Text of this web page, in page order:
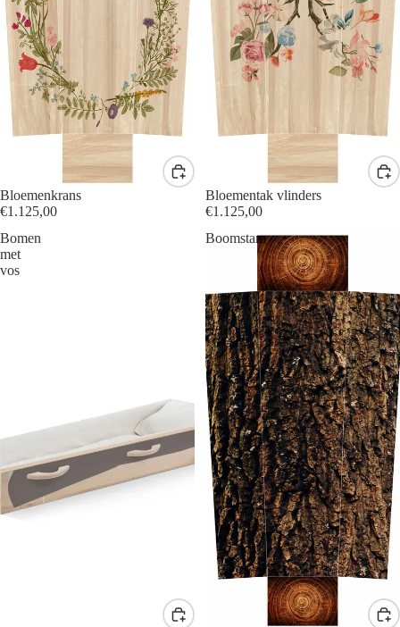
Bloemenkrans
€1.125,00
Bloementak vlinders
€1.125,00
Bomen
met
vos
Boomstam